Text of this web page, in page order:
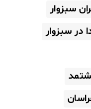
سبزوار
در سبزوار